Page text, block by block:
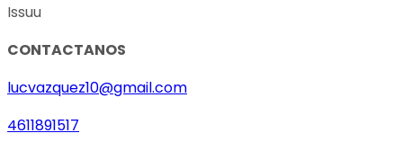
Issuu
CONTACTANOS
lucvazquez10@gmail.com
4611891517